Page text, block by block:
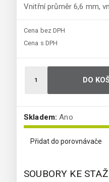
Vnitřní průměr 6,6 mm,
Cena bez DPH
Cena s DPH
DO
Skladem: Ano
Přidat do porovnávače
SOUBORY KE